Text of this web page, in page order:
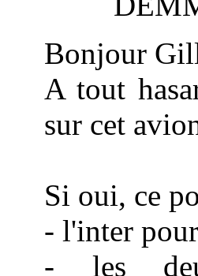
Bonjour
A tout
sur cet
Si oui, ce
- l'inter
- les